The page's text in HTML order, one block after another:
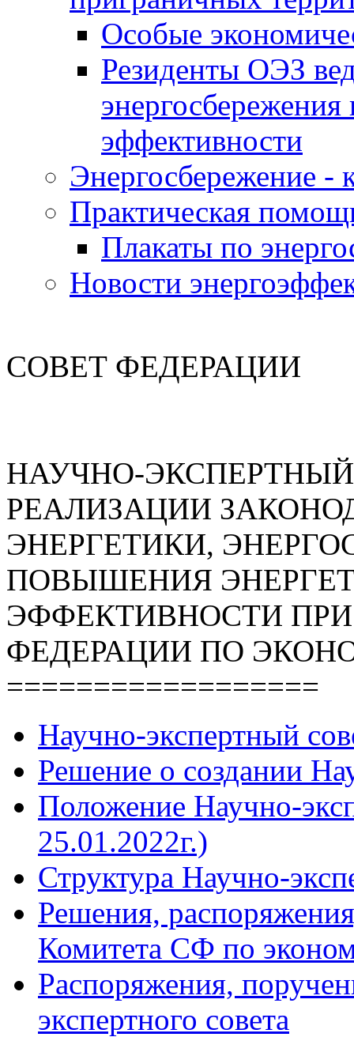
Особые
Резиденты ОЭЗ
эффективности
Энергосбережение -
Практическая
Плакаты по
Новости
СОВЕТ ФЕДЕРАЦИИ
НАУЧНО-
РЕАЛИЗАЦИИ
ЭНЕРГЕТИКИ,
ПОВЫШЕНИЯ
ЭФФЕКТИВНОСТИ
ФЕДЕРАЦИИ ПО
==================
Научно-экспертный
Решение о создании
Положение Научно-
25.01.2022г.)
Структура Научно-
Решения,
Комитета СФ по
Распоряжения,
экспертного совета